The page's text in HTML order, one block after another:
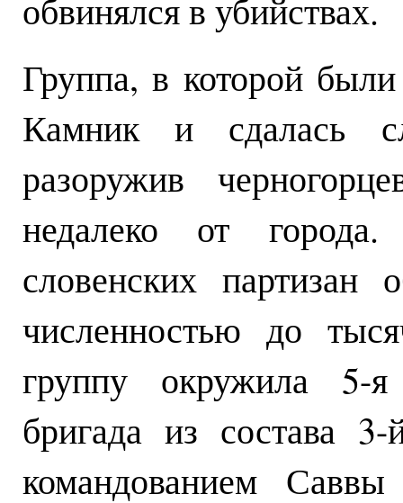
обвинялся в убийствах.
Группа, в которой
Камник и сдалась
разоружив
недалеко от
словенских партизан
численностью до
группу окружила 5-я
бригада из состава
командованием